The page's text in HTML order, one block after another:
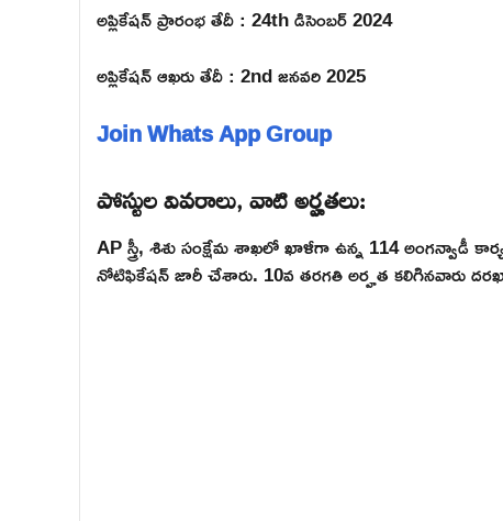
అప్లికేషన్ ప్రారంభ తేదీ : 24th డిసెంబర్ 2024
అప్లికేషన్ ఆఖరు తేదీ : 2nd జనవరి 2025
Join Whats App Group
పోస్టుల వివరాలు, వాటి అర్హతలు:
AP స్త్రీ, శిశు సంక్షేమ శాఖలో ఖాళీగా ఉన్న 114 అంగన్వాడీ
నోటిఫికేషన్ జారీ చేశారు. 10వ తరగతి అర్హత కలిగినవారు